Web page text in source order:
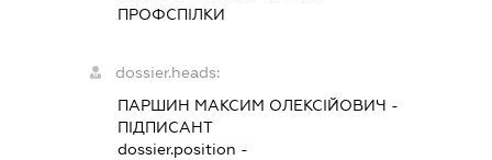
ПРОФСПІЛКИ
dossier.heads:
ПАРШИН МАКСИМ ОЛЕКСІЙОВИЧ -
ПІДПИСАНТ
dossier.position -